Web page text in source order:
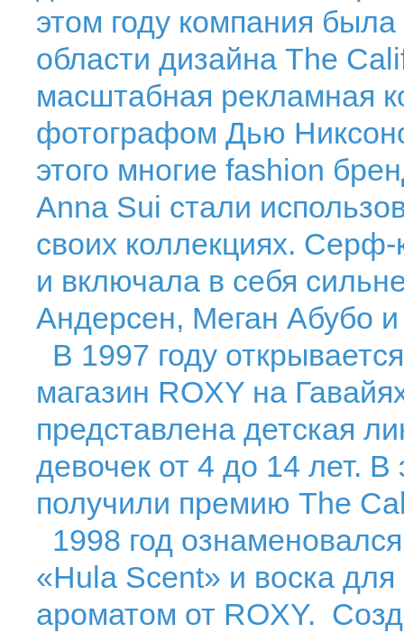
этом году компания
области дизайна The
масштабная рекламная
фотографом Дью
этого многие fashion
Anna Sui стали
своих коллекциях.
и включала в себя
Андерсен, Меган Абубо и
В 1997 году
магазин ROXY на
представлена детская
девочек от 4 до 14 лет.
получили премию The
1998 год
«Hula Scent» и воска
ароматом от ROXY.